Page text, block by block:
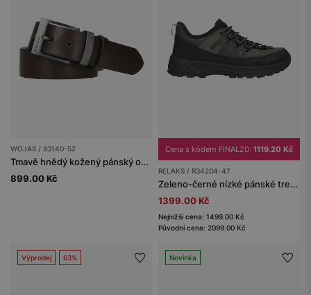
WOJAS / 93140-52
Tmavě hnědý kožený pánský opasek
899.00 Kč
Cena s kódem FINAL20: 1119.20 Kč
RELAKS / R34204-47
Zeleno-černé nízké pánské trekingové boty RELAKS s membránou nano-TEX™
1399.00 Kč
Nejnižší cena: 1499.00 Kč
Původní cena: 2099.00 Kč
Výprodej 63% Novinka